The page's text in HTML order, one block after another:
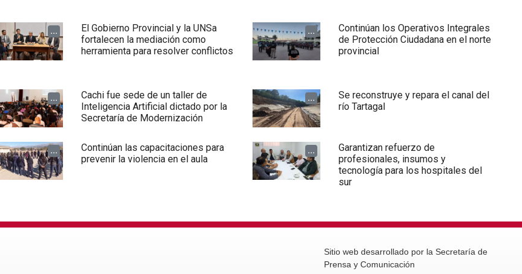
...
El Gobierno Provincial y la UNSa
fortalecen la mediación como
herramienta para resolver conflictos
...
Continúan los Operativos Integrales
de Protección Ciudadana en el norte
provincial
...
Cachi fue sede de un taller de
Inteligencia Artificial dictado por la
Secretaría de Modernización
...
Se reconstruye y repara el canal del
río Tartagal
...
Continúan las capacitaciones para
prevenir la violencia en el aula
...
Garantizan refuerzo de
profesionales, insumos y
tecnología para los hospitales del
sur
Sitio web desarrollado por la Secretaría de
Prensa y Comunicación